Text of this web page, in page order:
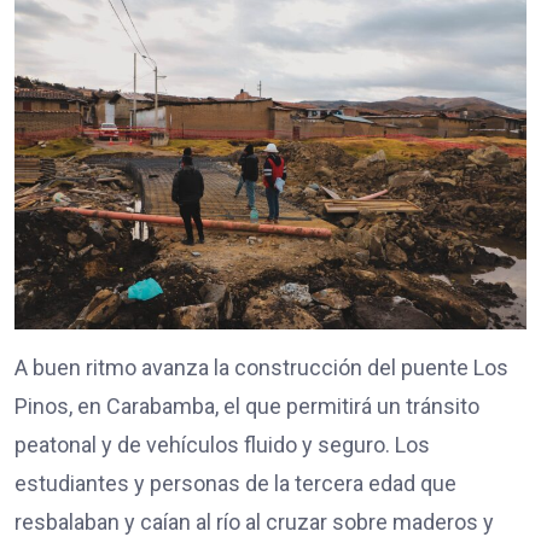
A buen ritmo avanza la construcción del puente Los
Pinos, en Carabamba, el que permitirá un tránsito
peatonal y de vehículos fluido y seguro. Los
estudiantes y personas de la tercera edad que
resbalaban y caían al río al cruzar sobre maderos y